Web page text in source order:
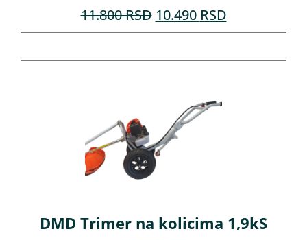
11.800RSD 10.490 RSD
DMD Trimer na kolicima 1,9kS